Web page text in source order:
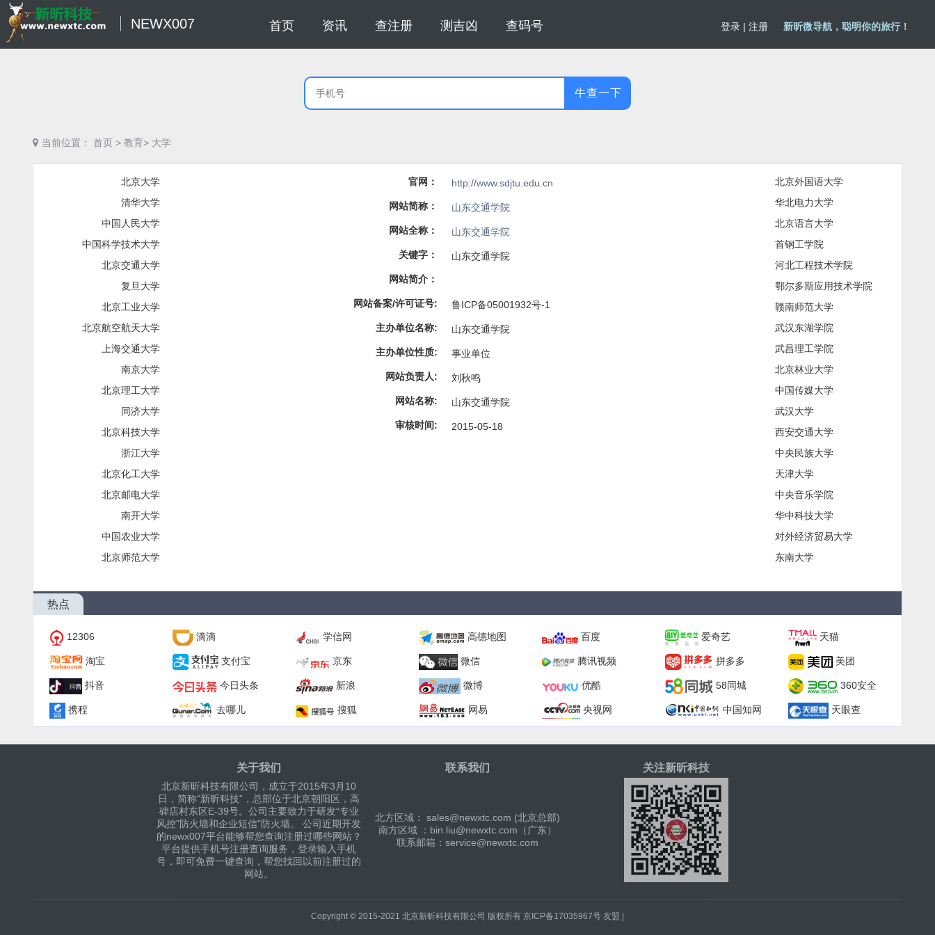
NEWX007 首页 资讯 查注册 测吉凶 查码号 登录 | 注册 新昕微导航，聪明你的旅行！
牛查一下
当前位置： 首页 > 教育> 大学
北京大学
清华大学
中国人民大学
中国科学技术大学
北京交通大学
复旦大学
北京工业大学
北京航空航天大学
上海交通大学
南京大学
北京理工大学
同济大学
北京科技大学
浙江大学
北京化工大学
北京邮电大学
南开大学
中国农业大学
北京师范大学
官网： http://www.sdjtu.edu.cn
网站简称： 山东交通学院
网站全称： 山东交通学院
关键字： 山东交通学院
网站简介：
网站备案/许可证号: 鲁ICP备05001932号-1
主办单位名称: 山东交通学院
主办单位性质: 事业单位
网站负责人: 刘秋鸣
网站名称: 山东交通学院
审核时间: 2015-05-18
北京外国语大学
华北电力大学
北京语言大学
首钢工学院
河北工程技术学院
鄂尔多斯应用技术学院
赣南师范大学
武汉东湖学院
武昌理工学院
北京林业大学
中国传媒大学
武汉大学
西安交通大学
中央民族大学
天津大学
中央音乐学院
华中科技大学
对外经济贸易大学
东南大学
热点
12306 滴滴 学信网 高德地图 百度 爱奇艺 天猫
淘宝 支付宝 京东 微信 腾讯视频 拼多多 美团
抖音 今日头条 新浪 微博 优酷 58同城 360安全
携程 去哪儿 搜狐 网易 央视网 中国知网 天眼查
关于我们 联系我们 关注新昕科技
北京新昕科技有限公司，成立于2015年3月10
日，简称“新昕科技”，总部位于北京朝阳区，高
碑店村东区E-39号。公司主要致力于研发“专业
风控”防火墙和企业短信”防火墙。 公司近期开发
的newx007平台能够帮您查询注册过哪些网站？
平台提供手机号注册查询服务，登录输入手机
号，即可免费一键查询，帮您找回以前注册过的
网站。
北方区域： sales@newxtc.com (北京总部)
南方区域 ：bin.liu@newxtc.com（广东）
联系邮箱：service@newxtc.com
Copyright © 2015-2021 北京新昕科技有限公司 版权所有 京ICP备17035967号 友盟